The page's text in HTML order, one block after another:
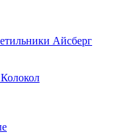
Айсберг